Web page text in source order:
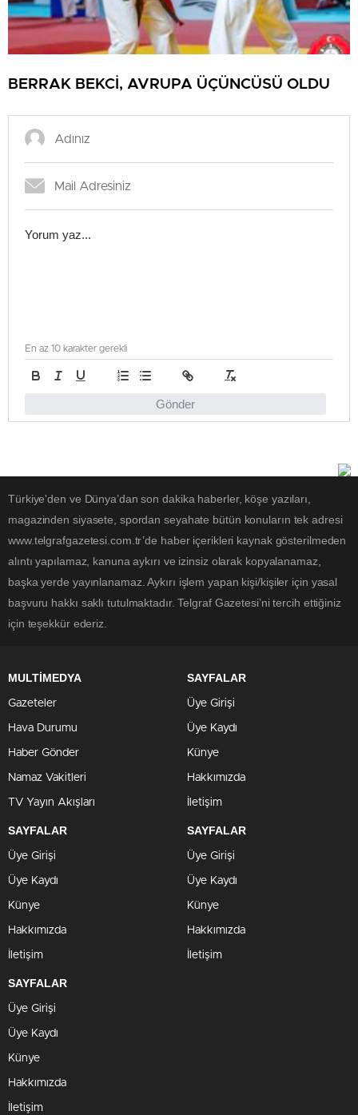
BERRAK BEKCİ, AVRUPA ÜÇÜNCÜSÜ OLDU
Gönder
En az 10 karakter gerekli
Türkiye'den ve Dünya’dan son dakika haberler, köşe yazıları,
magazinden siyasete, spordan seyahate bütün konuların tek adresi
www.telgrafgazetesi.com.tr’de haber içerikleri kaynak gösterilmeden
alıntı yapılamaz, kanuna aykırı ve izinsiz olarak kopyalanamaz,
başka yerde yayınlanamaz. Aykırı işlem yapan kişi/kişiler için yasal
başvuru hakkı saklı tutulmaktadır. Telgraf Gazetesi’ni tercih ettiğiniz
için teşekkür ederiz.
MULTİMEDYA
Gazeteler
Hava Durumu
Haber Gönder
Namaz Vakitleri
TV Yayın Akışları
SAYFALAR
Üye Girişi
Üye Kaydı
Künye
Hakkımızda
İletişim
SAYFALAR
Üye Girişi
Üye Kaydı
Künye
Hakkımızda
İletişim
SAYFALAR
Üye Girişi
Üye Kaydı
Künye
Hakkımızda
İletişim
SAYFALAR
Üye Girişi
Üye Kaydı
Künye
Hakkımızda
İletişim